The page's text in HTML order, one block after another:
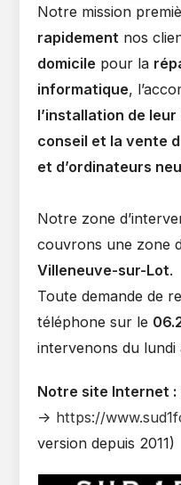
Notre mission
rapidement nos
domicile pour la
informatique,
l’installation de
conseil et la vente
et d’ordinateurs
Notre zone
couvrons une zone
Villeneuve-sur-Lot.
Toute demande de
téléphone sur le
intervenons du lundi
Notre site Internet :
-> https://
version depuis 2011)